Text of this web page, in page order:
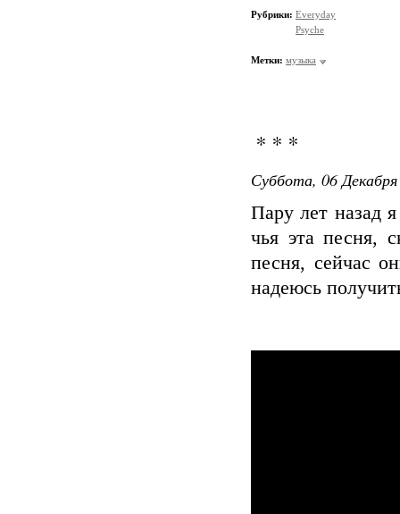
Рубрики: Everyday
Psyche
Метки: музыка
* * *
Суббота, 06
Пару лет назад
чья эта песня,
песня, сейчас
надеюсь